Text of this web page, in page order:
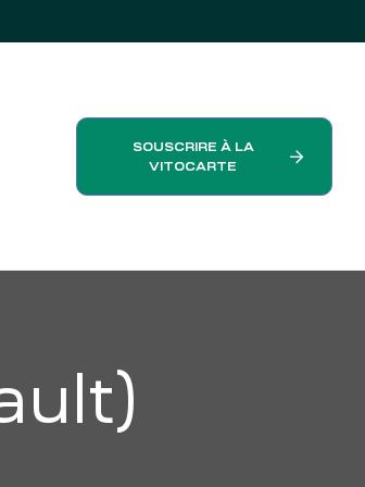
SOUSCRIRE À LA
VITOCARTE